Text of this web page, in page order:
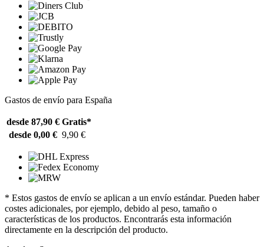
Gastos de envío para España
desde 87,90 € Gratis*
desde 0,00 € 9,90 €
* Estos gastos de envío se aplican a un envío estándar. Pueden haber
costes adicionales, por ejemplo, debido al peso, tamaño o
características de los productos. Encontrarás esta información
directamente en la descripción del producto.